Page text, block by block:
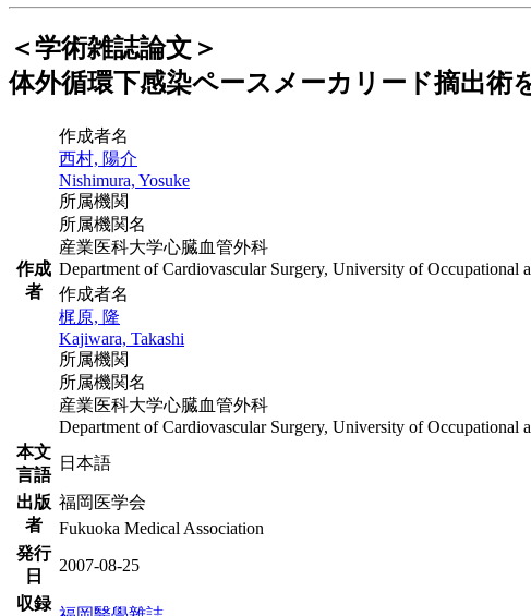
＜学術雑誌論文＞
体外循環下感染ペースメーカリード摘出術
作成
者
作成者名
西村, 陽介
Nishimura, Yosuke
所属機関
所属機関名
産業医科大学心臓血管外科
Department of Cardiovascular Surgery, University of Occupational
作成者名
梶原, 隆
Kajiwara, Takashi
所属機関
所属機関名
産業医科大学心臓血管外科
Department of Cardiovascular Surgery, University of Occupational
本文
言語
日本語
出版
者
福岡医学会
Fukuoka Medical Association
発行
日
2007-08-25
収録